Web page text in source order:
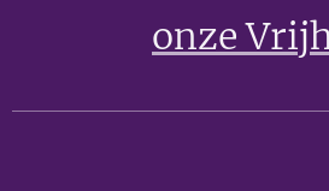
onze